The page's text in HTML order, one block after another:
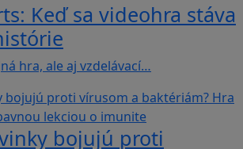
Keď sa videohra stáva
hra, ale aj vzdelávací…
bojujú proti